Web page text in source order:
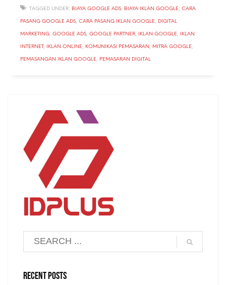
TAGGED UNDER: BIAYA GOOGLE ADS, BIAYA IKLAN GOOGLE, CARA
PASANG GOOGLE ADS, CARA PASANG IKLAN GOOGLE, DIGITAL
MARKETING, GOOGLE ADS, GOOGLE PARTNER, IKLAN GOOGLE, IKLAN
INTERNET, IKLAN ONLINE, KOMUNIKASI PEMASARAN, MITRA GOOGLE,
PEMASANGAN IKLAN GOOGLE, PEMASARAN DIGITAL
RECENT POSTS